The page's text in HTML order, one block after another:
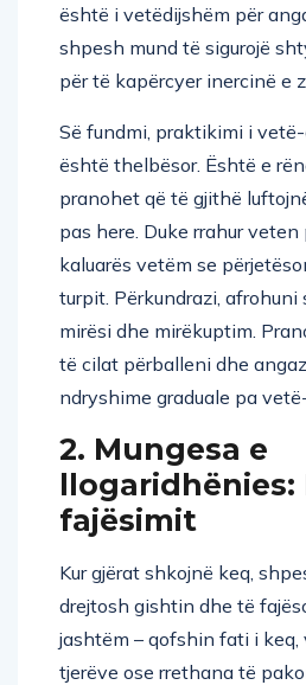
është i vetëdijshëm për
shpesh mund të sigurojë
për të kapërcyer inercinë e
Së fundmi, praktikimi i
është thelbësor. Është e
pranohet që të gjithë
pas here. Duke rrahur
kaluarës vetëm se
turpit. Përkundrazi, afrohuni
mirësi dhe mirëkuptim.
të cilat përballeni dhe
ndryshime graduale pa
2. Mungesa e
llogaridhënies:
fajësimit
Kur gjërat shkojnë keq,
drejtosh gishtin dhe të
jashtëm – qofshin fati i keq,
tjerëve ose rrethana të